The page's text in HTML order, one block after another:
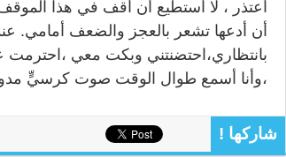
أعتذر ، لا أستطيع أن أقف في هذا
أن أدعها تشعر بالعجز والضعف أمامي.
بانتظاري،احتضنتني وبكت معي
،وأنا أسمع طوال الوقت صوت كرسيٍّ
شاركها !